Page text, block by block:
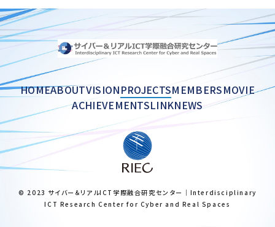
HOMEABOUTVISIONPROJECTSMEMBERSMOVIE
ACHIEVEMENTSLINKNEWS
© 2023 サイバー＆リアルICT学際融合研究センター｜Interdisciplinary
ICT Research Center for Cyber and Real Spaces